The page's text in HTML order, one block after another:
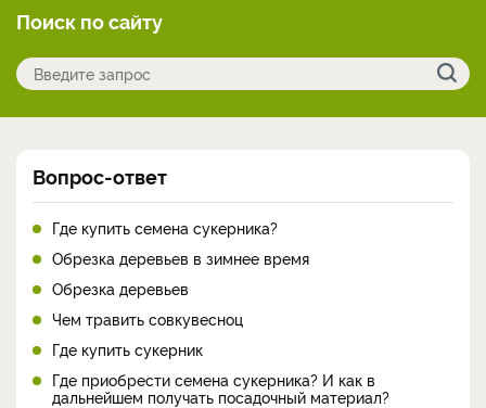
Поиск по сайту
Вопрос-ответ
Где купить семена сукерника?
Обрезка деревьев в зимнее время
Обрезка деревьев
Чем травить совкувесноц
Где купить сукерник
Где приобрести семена сукерника? И как в
дальнейшем получать посадочный материал?